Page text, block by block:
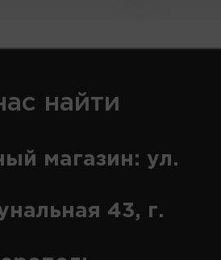
найти
магазин: ул.
43, г.